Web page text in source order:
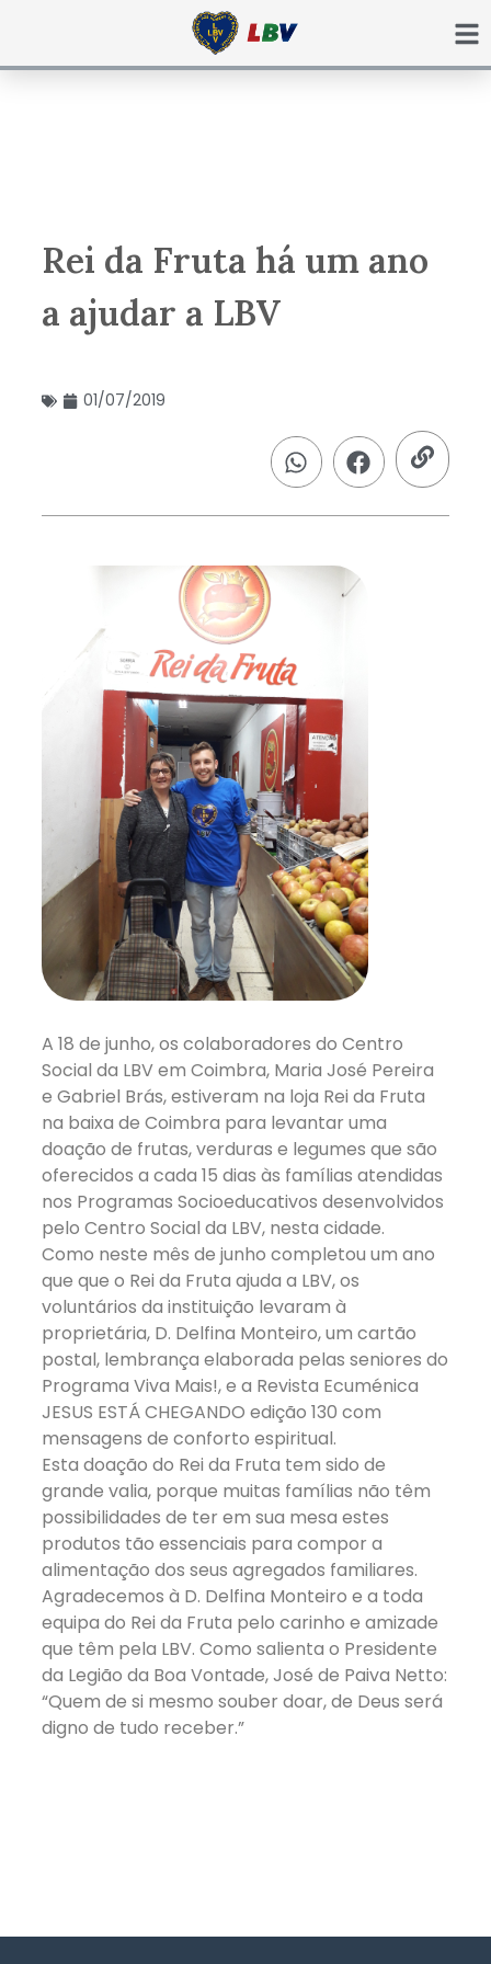
Rei da Fruta há um ano
a ajudar a LBV
01/07/2019
A 18 de junho, os colaboradores do Centro
Social da LBV em Coimbra, Maria José Pereira
e Gabriel Brás, estiveram na loja Rei da Fruta
na baixa de Coimbra para levantar uma
doação de frutas, verduras e legumes que são
oferecidos a cada 15 dias às famílias atendidas
nos Programas Socioeducativos desenvolvidos
pelo Centro Social da LBV, nesta cidade.
Como neste mês de junho completou um ano
que que o Rei da Fruta ajuda a LBV, os
voluntários da instituição levaram à
proprietária, D. Delfina Monteiro, um cartão
postal, lembrança elaborada pelas seniores do
Programa Viva Mais!, e a Revista Ecuménica
JESUS ESTÁ CHEGANDO edição 130 com
mensagens de conforto espiritual.
Esta doação do Rei da Fruta tem sido de
grande valia, porque muitas famílias não têm
possibilidades de ter em sua mesa estes
produtos tão essenciais para compor a
alimentação dos seus agregados familiares.
Agradecemos à D. Delfina Monteiro e a toda
equipa do Rei da Fruta pelo carinho e amizade
que têm pela LBV. Como salienta o Presidente
da Legião da Boa Vontade, José de Paiva Netto:
“Quem de si mesmo souber doar, de Deus será
digno de tudo receber.”